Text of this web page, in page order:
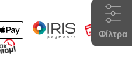
Φίλτρα